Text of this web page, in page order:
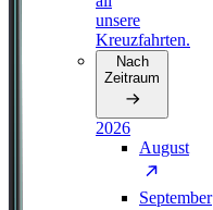
unsere
Kreuzfahrten.
Nach
Zeitraum
2026
August
September